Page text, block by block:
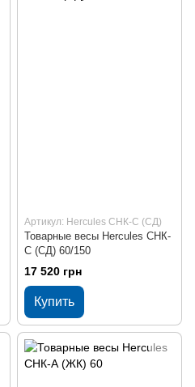
Артикул: Hercules СНК-С (СД)
Товарные весы Hercules СНК-
С (СД) 60/150
17 520 грн
Купить